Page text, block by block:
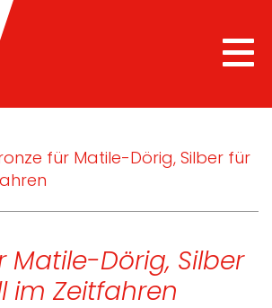
für Matile-Dörig, Silber für
Matile-Dörig, Silber
im Zeitfahren